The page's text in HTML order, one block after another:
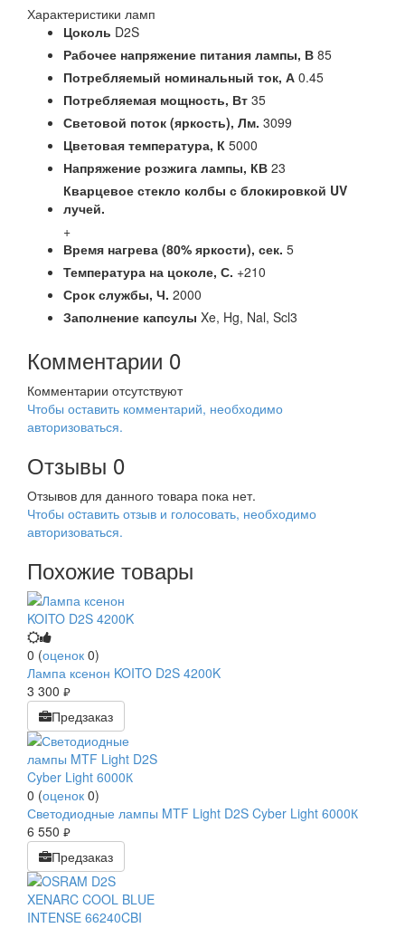
Характеристики ламп
Цоколь D2S
Рабочее напряжение питания лампы, В 85
Потребляемый номинальный ток, А 0.45
Потребляемая мощность, Вт 35
Световой поток (яркость), Лм. 3099
Цветовая температура, К 5000
Напряжение розжига лампы, КВ 23
Кварцевое стекло колбы с блокировкой UV
лучей.
+
Время нагрева (80% яркости), сек. 5
Температура на цоколе, С. +210
Срок службы, Ч. 2000
Заполнение капсулы Xe, Hg, Nal, Scl3
Комментарии 0
Комментарии отсутствуют
Чтобы оставить комментарий, необходимо
авторизоваться.
Отзывы 0
Отзывов для данного товара пока нет.
Чтобы оcтавить отзыв и голосовать, необходимо
авторизоваться.
Похожие товары
0 (оценок 0)
Лампа ксенон KOITO D2S 4200K
3 300 руб.
Предзаказ
0 (оценок 0)
Светодиодные лампы MTF Light D2S Cyber Light 6000К
6 550 руб.
Предзаказ